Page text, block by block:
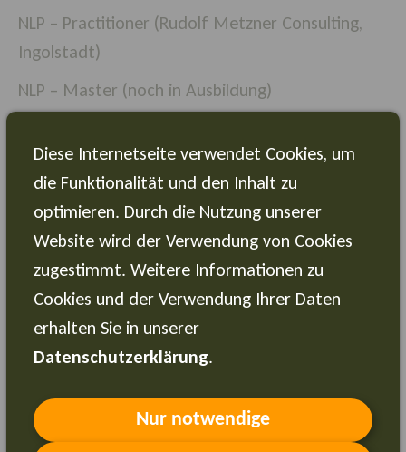
NLP – Practitioner (Rudolf Metzner Consulting,
Ingolstadt)
NLP – Master (noch in Ausbildung)
Psychologie mit Anwendung der MET–
Klopftechnik (Rainer Franke– Akademie,
Mallorca)
Systemische und heilpä dagogische
Weiterbildungen
Diese vielseitigen Qualifikationen und
Erfahrungen ermöglichen es mir, Menschen
untersch
iedlichsten Lebens- und
Arbeitssituationen zu unterstü
Diese Internetseite verwendet Cookies, um
die Funktionalität und den Inhalt zu
optimieren. Durch die Nutzung unserer
Website wird der Verwendung von Cookies
zugestimmt. Weitere Informationen zu
Cookies und der Verwendung Ihrer Daten
erhalten Sie in unserer
Datenschutzerklärung.
Nur notwendige